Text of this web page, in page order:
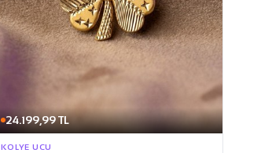
24.199,99 TL
KOLYE UCU